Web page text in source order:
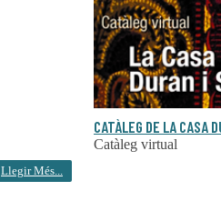
Llegir Més...
CATÀLEG DE LA CASA
Catàleg virtual